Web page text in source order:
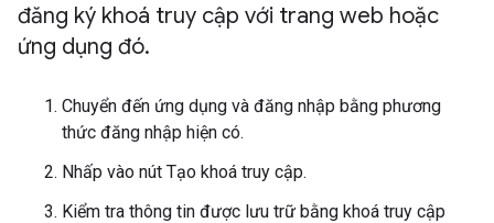
đăng ký khoá truy cập với trang web hoặc
ứng dụng đó.
Chuyển đến ứng dụng và đăng nhập bằng phương
thức đăng nhập hiện có.
Nhấp vào nút Tạo khoá truy cập.
Kiểm tra thông tin được lưu trữ bằng khoá truy cập